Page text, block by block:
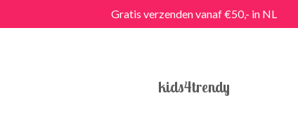
Gratis verzenden vanaf €50,- in NL
kids4trendy